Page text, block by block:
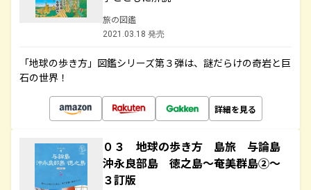
旅の図鑑
2021.03.18 発売
「地球の歩き方」図鑑シリーズ第３弾は、謎だらけの奇岩と巨
石の世界！
詳細を見る
０３ 地球の歩き方 島旅 与論島
沖永良部島 徳之島～奄美群島②～
３訂版